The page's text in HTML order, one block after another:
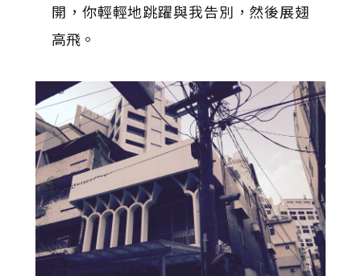
開，你輕輕地跳躍與我告別，然後展翅
高飛。